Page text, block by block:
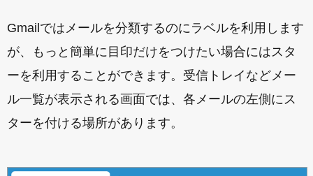
Gmailではメールを分類するのにラベルを利用します
が、もっと簡単に目印だけをつけたい場合にはスタ
ーを利用することができます。受信トレイなどメー
ル一覧が表示される画面では、各メールの左側にス
ターを付ける場所があります。